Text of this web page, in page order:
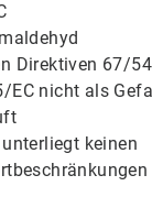
Direktiven 67/
EC nicht als
keinen